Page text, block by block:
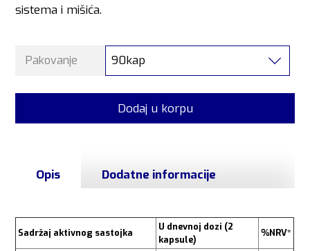
sistema i mišića.
Pakovanje 90kap
Dodaj u korpu
Opis Dodatne informacije
Sadržaj aktivnog sastojka
U dnevnoj dozi (2
kapsule)
%NRV*